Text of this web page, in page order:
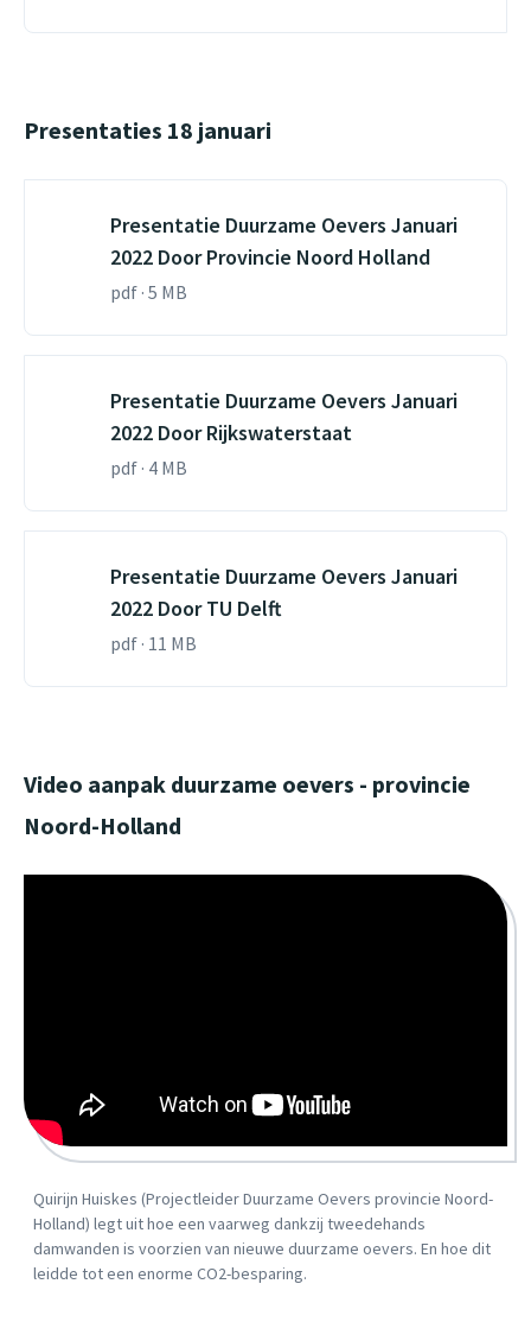
Presentaties 18 januari
Presentatie Duurzame Oevers Januari
2022 Door Provincie Noord Holland
pdf · 5 MB
Presentatie Duurzame Oevers Januari
2022 Door Rijkswaterstaat
pdf · 4 MB
Presentatie Duurzame Oevers Januari
2022 Door TU Delft
pdf · 11 MB
Video aanpak duurzame oevers - provincie
Noord-Holland
Quirijn Huiskes (Projectleider Duurzame Oevers provincie Noord-
Holland) legt uit hoe een vaarweg dankzij tweedehands
damwanden is voorzien van nieuwe duurzame oevers. En hoe dit
leidde tot een enorme CO2-besparing.